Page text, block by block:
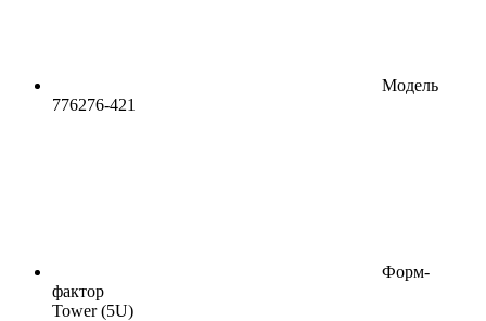
Модель
776276-421
Форм-
фактор
Tower (5U)